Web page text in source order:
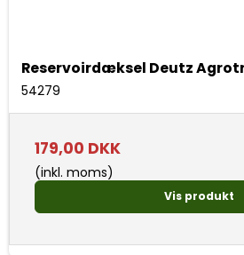
Reservoirdæksel Deutz
54279
179,00 DKK
(inkl. moms)
Vis produkt